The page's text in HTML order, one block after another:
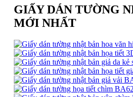
GIẤY DÁN TƯỜNG
MỚI NHẤT